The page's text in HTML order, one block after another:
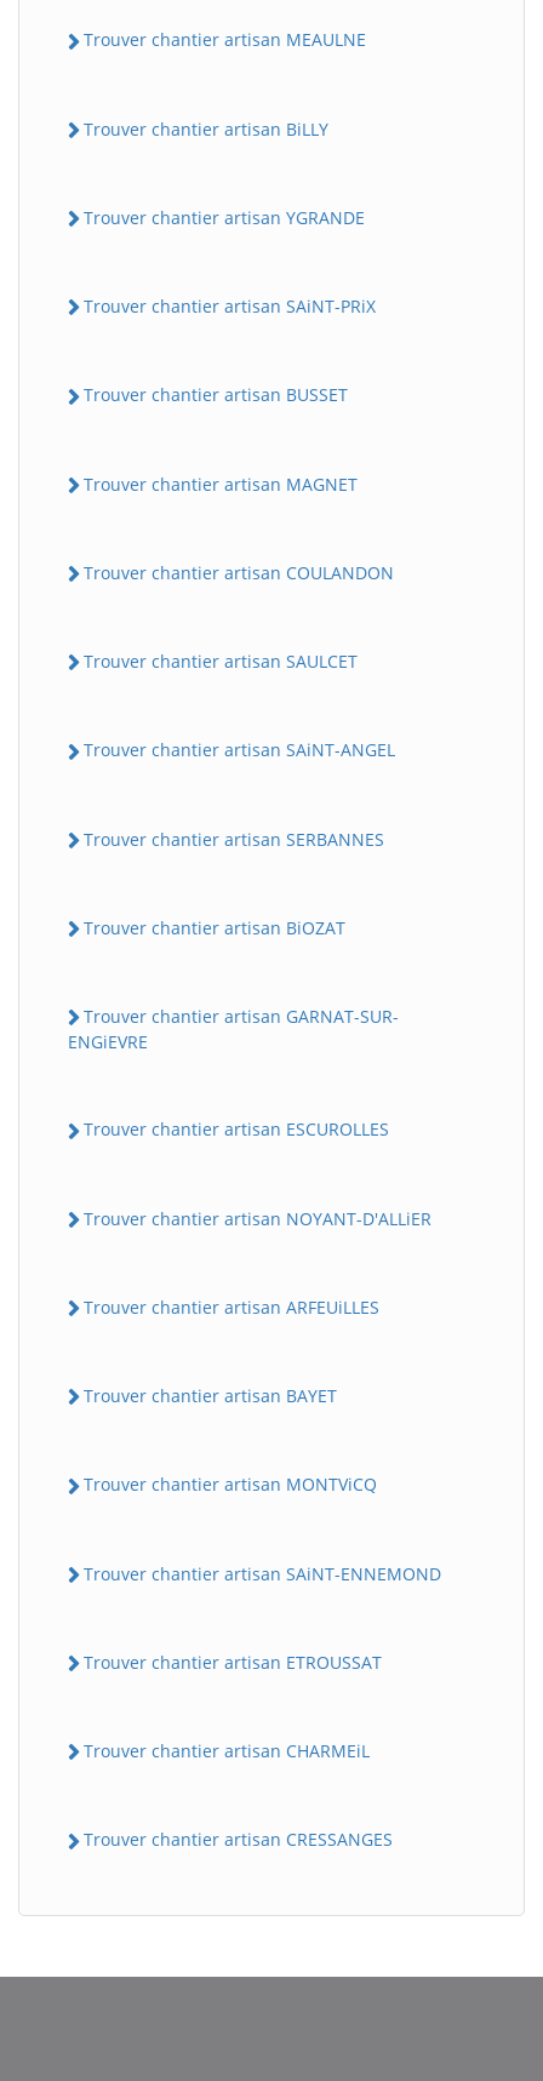
Trouver chantier artisan MEAULNE
Trouver chantier artisan BiLLY
Trouver chantier artisan YGRANDE
Trouver chantier artisan SAiNT-PRiX
Trouver chantier artisan BUSSET
Trouver chantier artisan MAGNET
Trouver chantier artisan COULANDON
Trouver chantier artisan SAULCET
Trouver chantier artisan SAiNT-ANGEL
Trouver chantier artisan SERBANNES
Trouver chantier artisan BiOZAT
Trouver chantier artisan GARNAT-SUR-
ENGiEVRE
Trouver chantier artisan ESCUROLLES
Trouver chantier artisan NOYANT-D'ALLiER
Trouver chantier artisan ARFEUiLLES
Trouver chantier artisan BAYET
Trouver chantier artisan MONTViCQ
Trouver chantier artisan SAiNT-ENNEMOND
Trouver chantier artisan ETROUSSAT
Trouver chantier artisan CHARMEiL
Trouver chantier artisan CRESSANGES
B Assistant en ligne